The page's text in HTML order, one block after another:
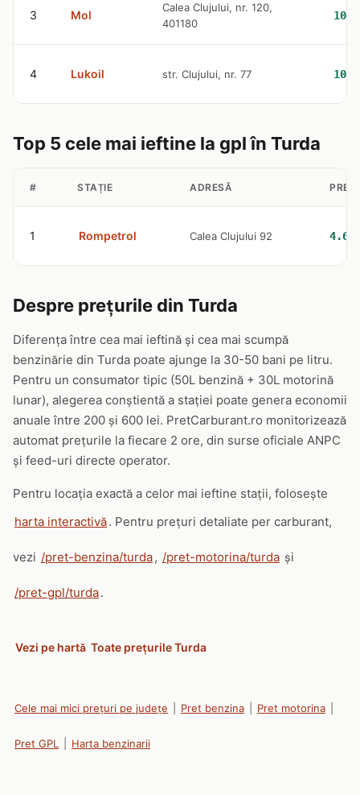
3 Mol
Calea Clujului, nr. 120,
401180
4 Lukoil str. Clujului, nr. 77
Top 5 cele mai ieftine la gpl în Turda
# STAȚIE ADRESĂ PREȚ
1 Rompetrol Calea Clujului 92
Despre prețurile din Turda
Diferența între cea mai ieftină și cea mai scumpă
benzinărie din Turda poate ajunge la 30-50 bani pe litru.
Pentru un consumator tipic (50L benzină + 30L motorină
lunar), alegerea conștientă a stației poate genera economii
anuale între 200 și 600 lei. PretCarburant.ro monitorizează
automat prețurile la fiecare 2 ore, din surse oficiale ANPC
și feed-uri directe operator.
Pentru locația exactă a celor mai ieftine stații, folosește
harta interactivă. Pentru prețuri detaliate per carburant,
vezi /pret-benzina/turda, /pret-motorina/turda și
/pret-gpl/turda.
Vezi pe hartă Toate prețurile Turda
Cele mai mici prețuri pe județe Pret benzina Pret motorina
Pret GPL Harta benzinarii